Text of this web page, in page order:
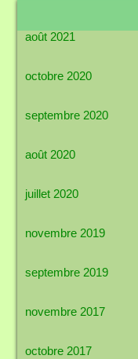
août 2021
octobre 2020
septembre 2020
août 2020
juillet 2020
novembre 2019
septembre 2019
novembre 2017
octobre 2017